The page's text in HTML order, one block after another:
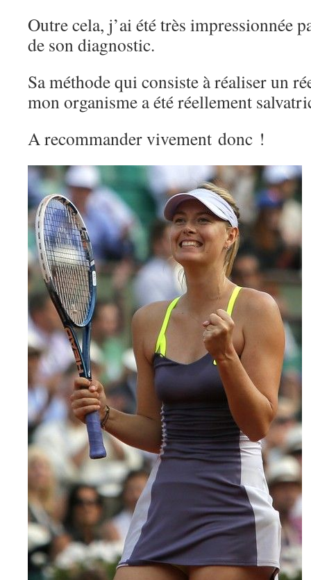
Outre cela, j’ai été très impressionnée
de son diagnostic.
Sa méthode qui consiste à réaliser un
mon organisme a été réellement
A recommander vivement donc !